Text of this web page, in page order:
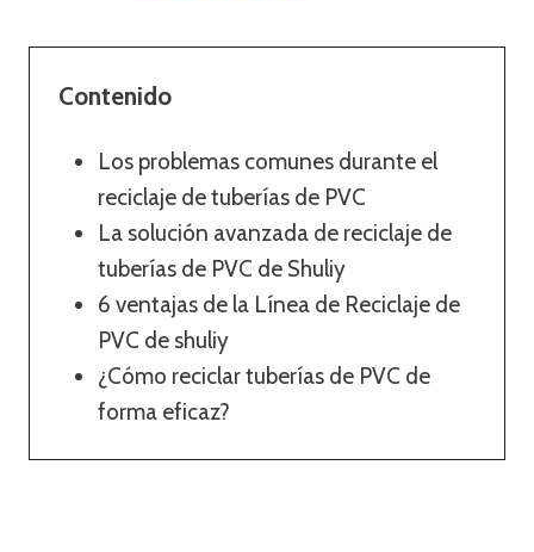
Contenido
Los problemas comunes durante el
reciclaje de tuberías de PVC
La solución avanzada de reciclaje de
tuberías de PVC de Shuliy
6 ventajas de la Línea de Reciclaje de
PVC de shuliy
¿Cómo reciclar tuberías de PVC de
forma eficaz?